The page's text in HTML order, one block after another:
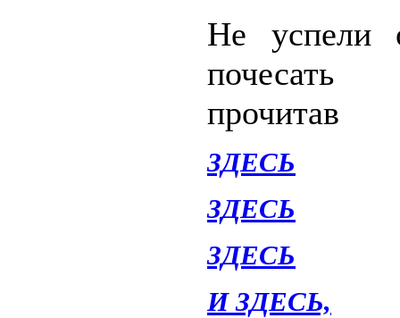
Не успели
прочитав
ЗДЕСЬ
ЗДЕСЬ
ЗДЕСЬ
И ЗДЕСЬ,